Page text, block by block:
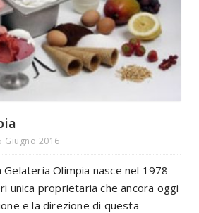
Giugno 2016
Olimpia nasce nel 1978
unica proprietaria che ancora oggi
e la direzione di questa